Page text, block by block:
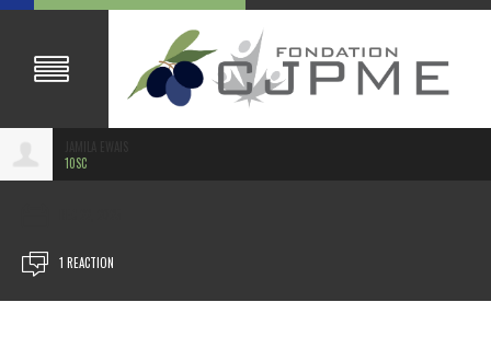
10SC
1 REACTION